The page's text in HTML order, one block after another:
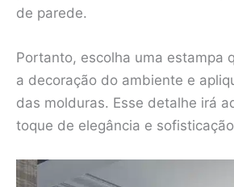
de parede.
Portanto, escolha uma estampa
a decoração do ambiente e
das molduras. Esse detalhe irá
toque de elegância e